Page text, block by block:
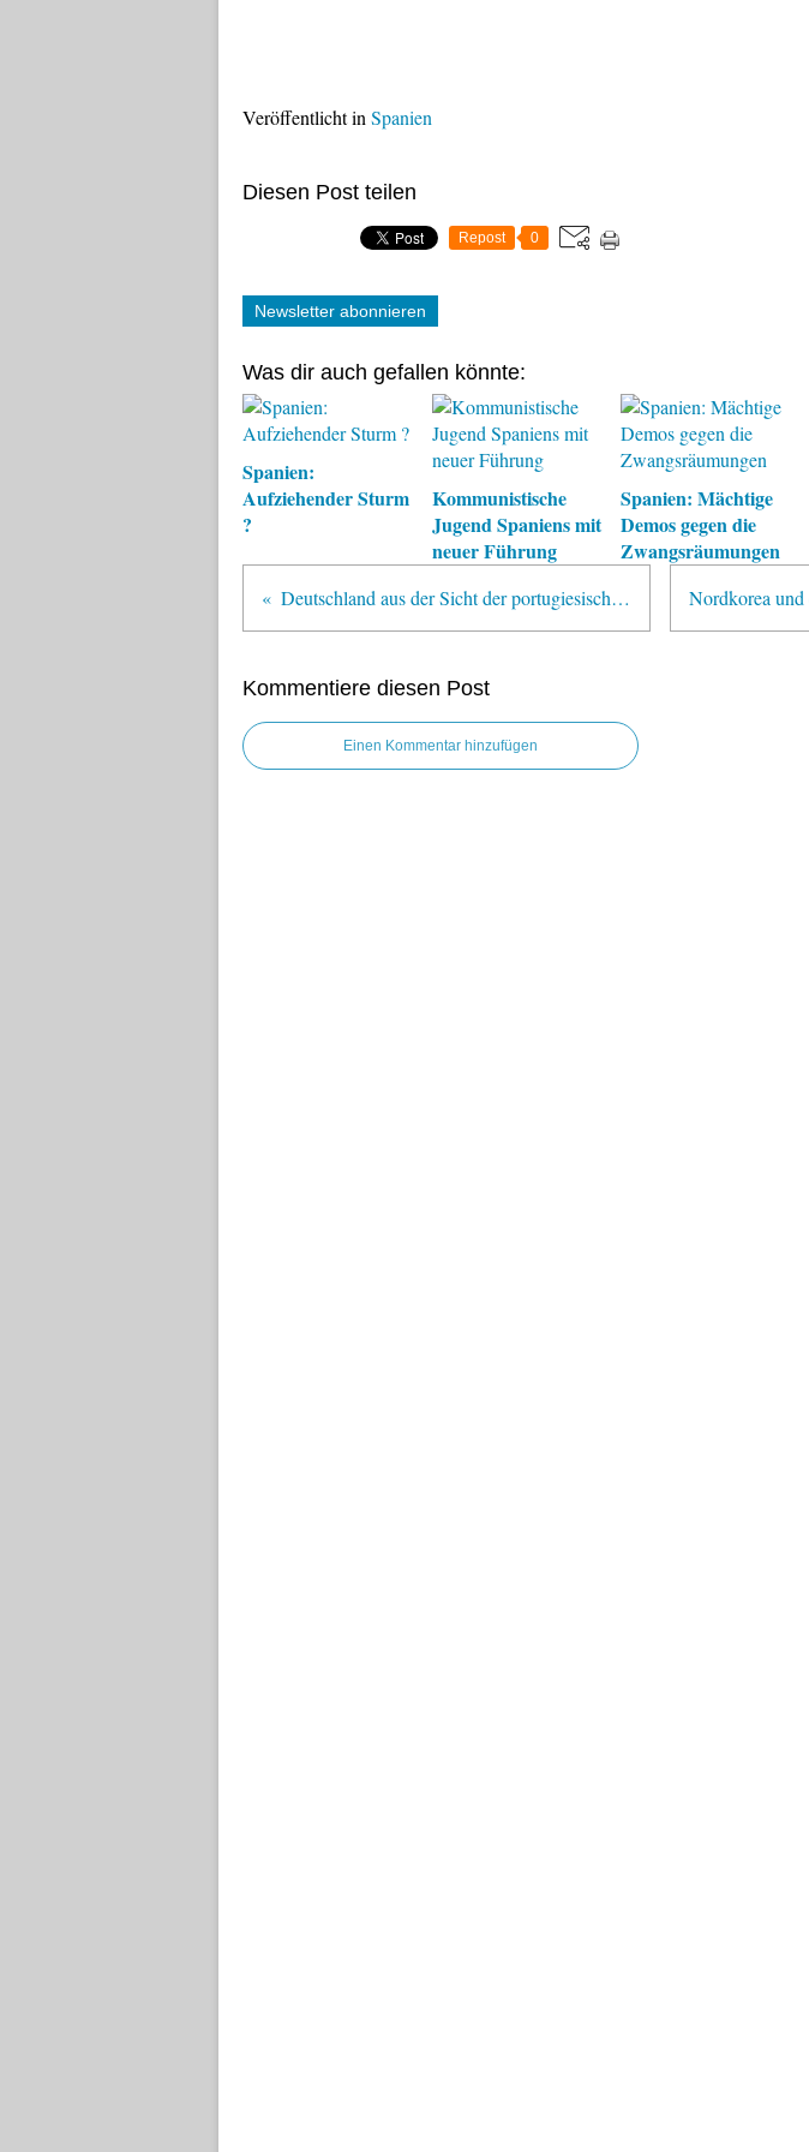
Veröffentlicht in Spanien
Diesen Post teilen
Repost 0
Newsletter abonnieren
Was dir auch gefallen könnte:
Spanien:
Aufziehender Sturm
?
Kommunistische
Jugend Spaniens mit
neuer Führung
Spanien: Mächtige
Demos gegen die
Zwangsräumungen
Deutschland aus der Sicht der portugiesischen Kommunisten
Kommentiere diesen Post
Einen Kommentar hinzufügen